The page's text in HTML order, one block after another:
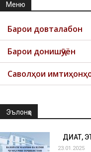
Меню
Барои довталабон
Барои донишҷӯён
Саволҳои
Эълонҳо
ДИҚҚАТ,
23.01.2025